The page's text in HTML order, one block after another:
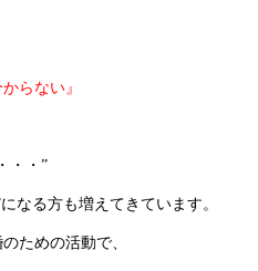
らない』
・・”
なる方も増えてきています。
ための活動で、